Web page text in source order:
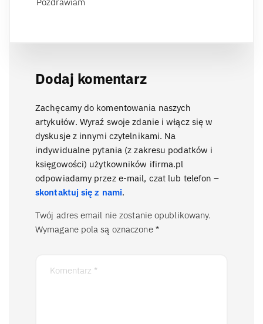
Dodaj komentarz
Zachęcamy do komentowania naszych
artykułów. Wyraź swoje zdanie i włącz się w
dyskusje z innymi czytelnikami. Na
indywidualne pytania (z zakresu podatków i
księgowości) użytkowników ifirma.pl
odpowiadamy przez e-mail, czat lub telefon –
skontaktuj się z nami.
Twój adres email nie zostanie opublikowany.
Wymagane pola są oznaczone *